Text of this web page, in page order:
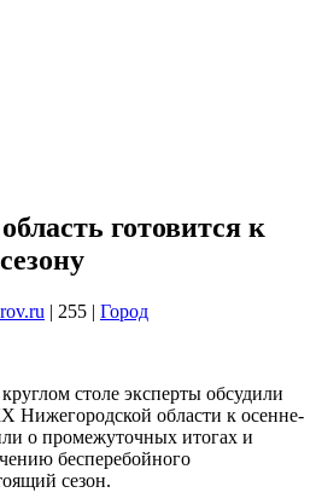
готовится к
| 255 | Город
столе эксперты обсудили
Нижегородской области к осенне-
о промежуточных итогах и
бесперебойного
сезон.